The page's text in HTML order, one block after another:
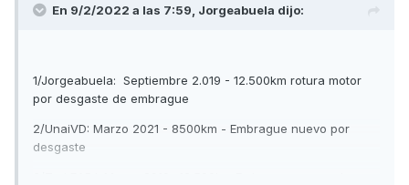
En 9/2/2022 a las 7:59, Jorgeabuela dijo:
1/Jorgeabuela: Septiembre 2.019 - 12.500km rotura motor
por desgaste de embrague
2/UnaiVD: Marzo 2021 - 8500km - Embrague nuevo por
desgaste